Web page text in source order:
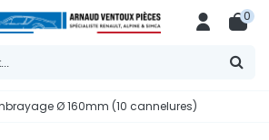
0
Ø 160mm (10 cannelures)